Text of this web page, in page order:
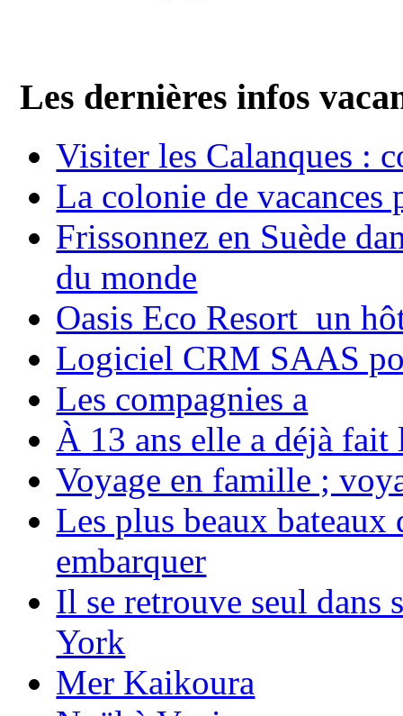
Les dernières infos
Visiter les Calanques :
La colonie de vacances
Frissonnez en Suède
du monde
Oasis Eco Resort un
Logiciel CRM SAAS
Les compagnies a
À 13 ans elle a déjà
Voyage en famille ;
Les plus beaux bateaux
embarquer
Il se retrouve seul dans
York
Mer Kaikoura